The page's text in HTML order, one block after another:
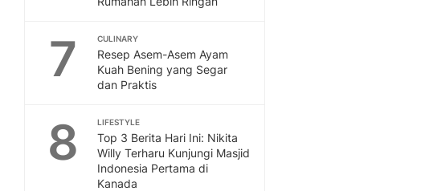
7 CULINARY
Resep Asem-Asem Ayam
Kuah Bening yang Segar
dan Praktis
8 LIFESTYLE
Top 3 Berita Hari Ini: Nikita
Willy Terharu Kunjungi Masjid
Indonesia Pertama di
Kanada